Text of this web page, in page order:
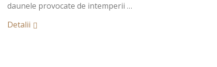
daunele provocate de intemperii …
Detalii